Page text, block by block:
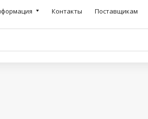
Контакты Поставщикам